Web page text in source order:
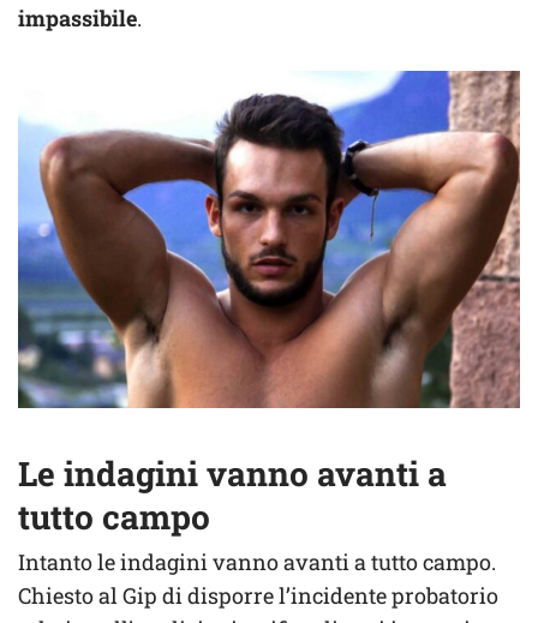
impassibile.
Le indagini vanno avanti a
tutto campo
Intanto le indagini vanno avanti a tutto campo.
Chiesto al Gip di disporre l’incidente probatorio